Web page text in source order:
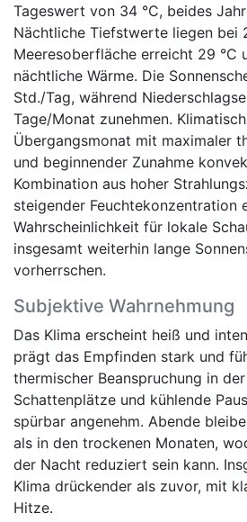
Tageswert von 34 °C, beides
Nächtliche Tiefstwerte liegen bei
Meeresoberfläche erreicht 29 °C
nächtliche Wärme. Die
Std./Tag, während
Tage/Monat zunehmen.
Übergangsmonat mit maximaler
und beginnender Zunahme
Kombination aus hoher
steigender Feuchtekonzentration
Wahrscheinlichkeit für lokale
insgesamt weiterhin lange
vorherrschen.
Subjektive Wahrnehmung
Das Klima erscheint heiß und
prägt das Empfinden stark und
thermischer Beanspruchung in der
Schattenplätze und kühlende
spürbar angenehm. Abende
als in den trockenen Monaten,
der Nacht reduziert sein kann.
Klima drückender als zuvor, mit
Hitze.